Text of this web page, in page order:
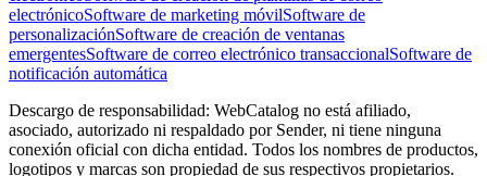
electrónicoSoftware de marketing móvilSoftware de
personalizaciónSoftware de creación de ventanas
emergentesSoftware de correo electrónico transaccionalSoftware de
notificación automática
Descargo de responsabilidad: WebCatalog no está afiliado,
asociado, autorizado ni respaldado por Sender, ni tiene ninguna
conexión oficial con dicha entidad. Todos los nombres de productos,
logotipos y marcas son propiedad de sus respectivos propietarios.